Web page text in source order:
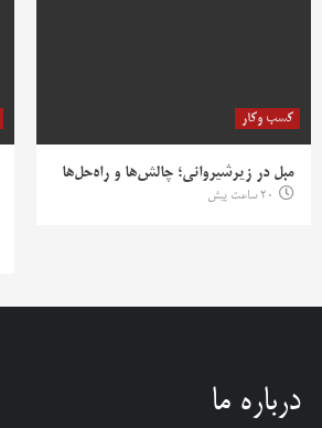
کسب وکار
مبل در زیرشیروانی؛ چالش‌ها و راه‌حل‌ها
20 ساعت پیش
درباره ما